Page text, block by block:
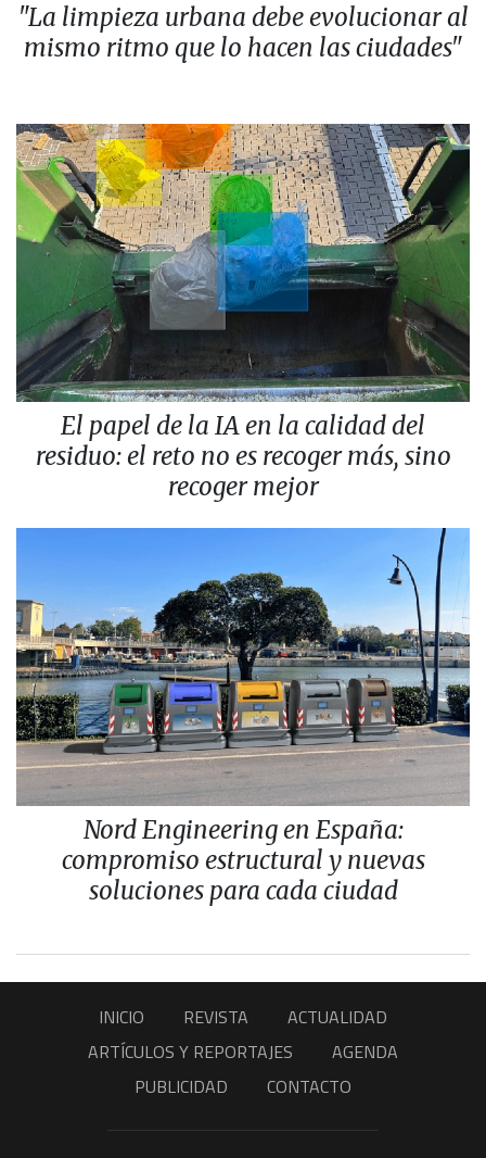
"La limpieza urbana debe evolucionar al
mismo ritmo que lo hacen las ciudades"
El papel de la IA en la calidad del
residuo: el reto no es recoger más, sino
recoger mejor
Nord Engineering en España:
compromiso estructural y nuevas
soluciones para cada ciudad
INICIO REVISTA
ACTUALIDAD
ARTÍCULOS Y REPORTAJES
AGENDA
PUBLICIDAD
CONTACTO